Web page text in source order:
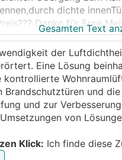
dichte
Danke für Eure
Gesamten Text
der
Eine Lösung
und
und zur
von
Klick: Ich finde diese